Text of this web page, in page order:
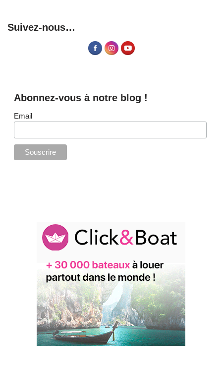
Suivez-nous…
Abonnez-vous à notre blog !
Email